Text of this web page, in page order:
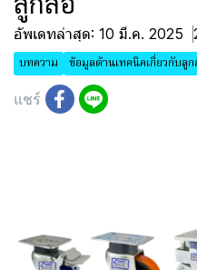
อัพเดทล่าสุด: 10 มี.ค. 2025
บทความ ข้อมูลด้านเทคนิคเกี่ยวกับลูก
แชร์